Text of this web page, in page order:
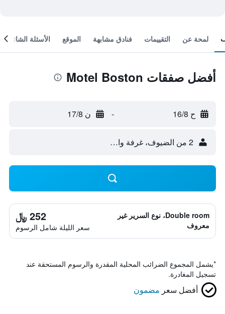
لمحة عن التقييمات فنادق مشابهة الموقع الأسئلة الشائعة
أفضل صفقات Motel Boston
ح 16/8 - ن 17/8
2 من الضيوف، غرفة واحدة
Double room، نوع السرير غير
معروف
252 ﷼
سعر الليلة شامل الرسوم
*يشمل المجموع الضرائب المحلية المقدرة والرسوم المستحقة عند
تسجيل المغادرة.
أفضل سعر مضمون